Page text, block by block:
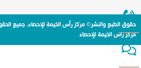
حقوق الطبع والنشر© مركز رأس الخيمة للإحصاء. جميع
مركز راس الخيمة للإحصاء